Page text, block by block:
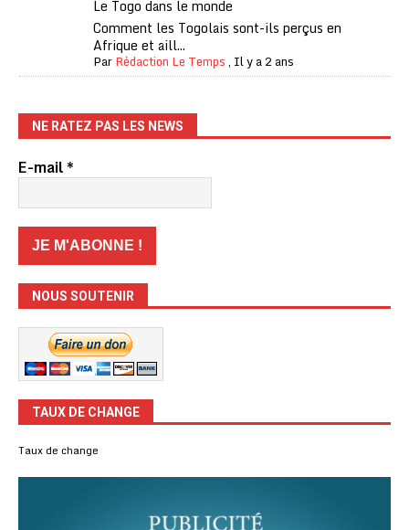
Le Togo dans le monde
Comment les Togolais sont-ils perçus en
Afrique et aill...
ParRédaction Le Temps, Il y a 2 ans
NE RATEZ PAS LES NEWS
E-mail*
NOUS SOUTENIR
TAUX DE CHANGE
Taux de change